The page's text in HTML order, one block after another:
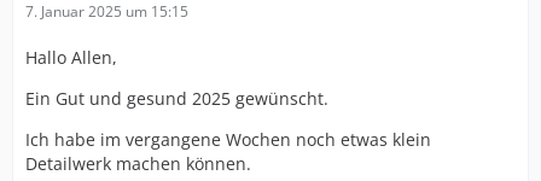
7. Januar 2025 um 15:15
Hallo Allen,
Ein Gut und gesund 2025 gewünscht.
Ich habe im vergangene Wochen noch etwas klein
Detailwerk machen können.